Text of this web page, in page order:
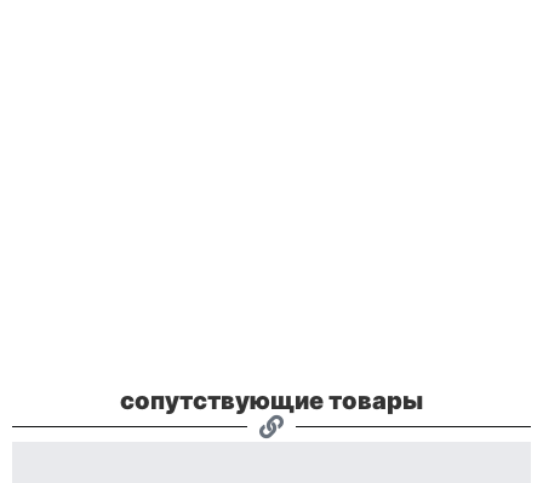
сопутствующие товары